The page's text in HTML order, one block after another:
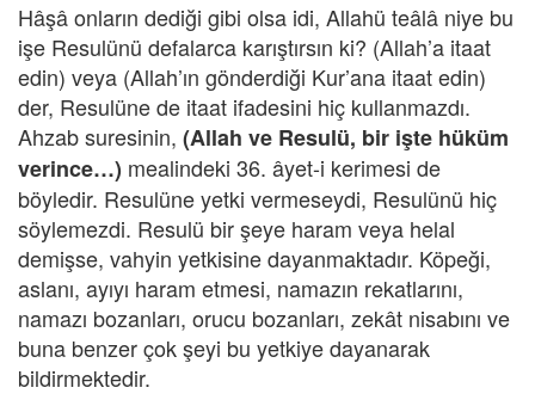
Hâşâ onların dediği gibi olsa idi, Allahü teâlâ niye bu
işe Resulünü defalarca karıştırsın ki? (Allah’a itaat
edin) veya (Allah’ın gönderdiği Kur’ana itaat edin)
der, Resulüne de itaat ifadesini hiç kullanmazdı.
Ahzab suresinin, (Allah ve Resulü, bir işte hüküm
verince…) mealindeki 36. âyet-i kerimesi de
böyledir. Resulüne yetki vermeseydi, Resulünü hiç
söylemezdi. Resulü bir şeye haram veya helal
demişse, vahyin yetkisine dayanmaktadır. Köpeği,
aslanı, ayıyı haram etmesi, namazın rekatlarını,
namazı bozanları, orucu bozanları, zekât nisabını ve
buna benzer çok şeyi bu yetkiye dayanarak
bildirmektedir.